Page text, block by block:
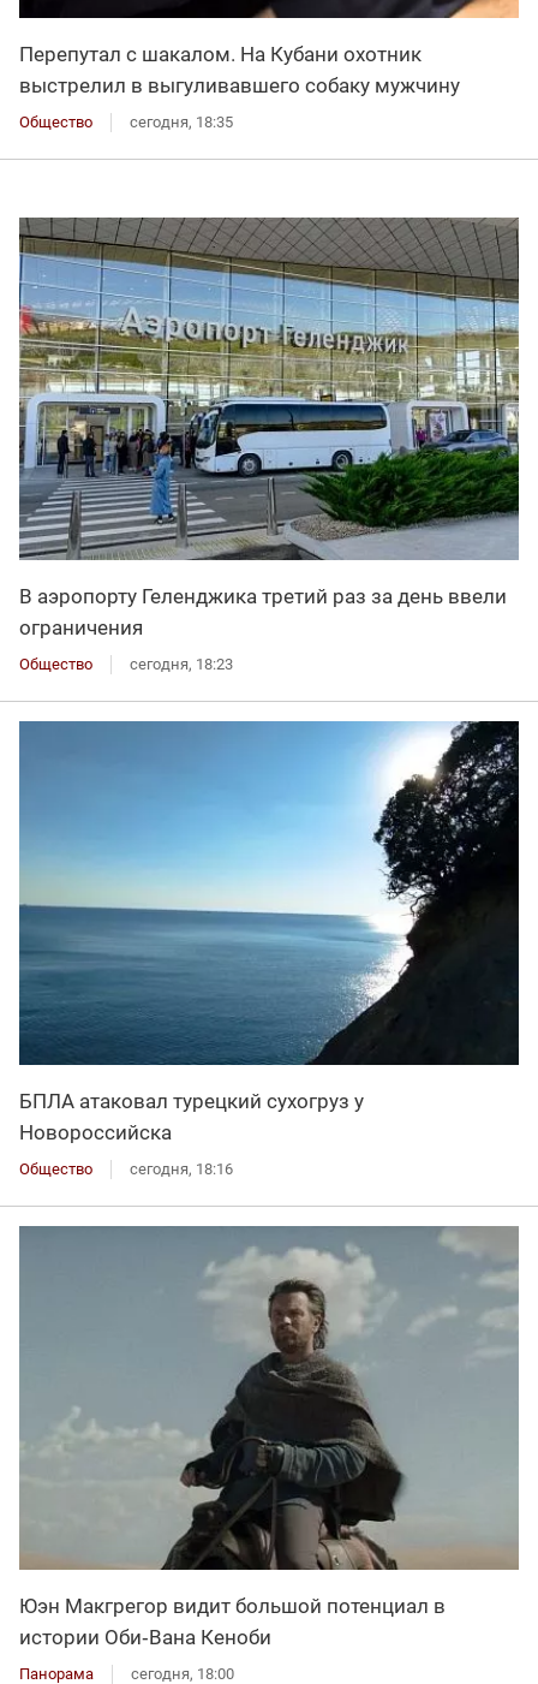
Перепутал с шакалом. На Кубани охотник
выстрелил в выгуливавшего собаку мужчину
Общество сегодня, 18:35
В аэропорту Геленджика третий раз за день ввели
ограничения
Общество сегодня, 18:23
БПЛА атаковал турецкий сухогруз у
Новороссийска
Общество сегодня, 18:16
Юэн Макгрегор видит большой потенциал в
истории Оби‑Вана Кеноби
Панорама сегодня, 18:00